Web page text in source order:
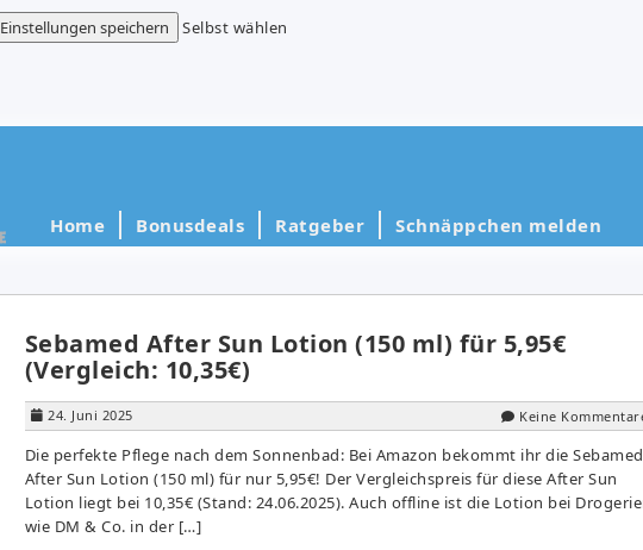
Einstellungen speichern
Selbst wählen
Home Bonusdeals Ratgeber Schnäppchen melden
Sebamed After Sun Lotion (150 ml) für 5,95€
(Vergleich: 10,35€)
24. Juni 2025 Keine
Die perfekte Pflege nach dem Sonnenbad: Bei Amazon bekommt ihr die Sebamed
After Sun Lotion (150 ml) für nur 5,95€! Der Vergleichspreis für diese After Sun
Lotion liegt bei 10,35€ (Stand: 24.06.2025). Auch offline ist die Lotion bei
wie DM & Co. in der […]